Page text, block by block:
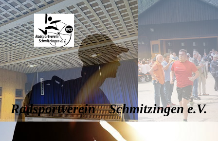
Radsportverein Schmitzingen e.V.